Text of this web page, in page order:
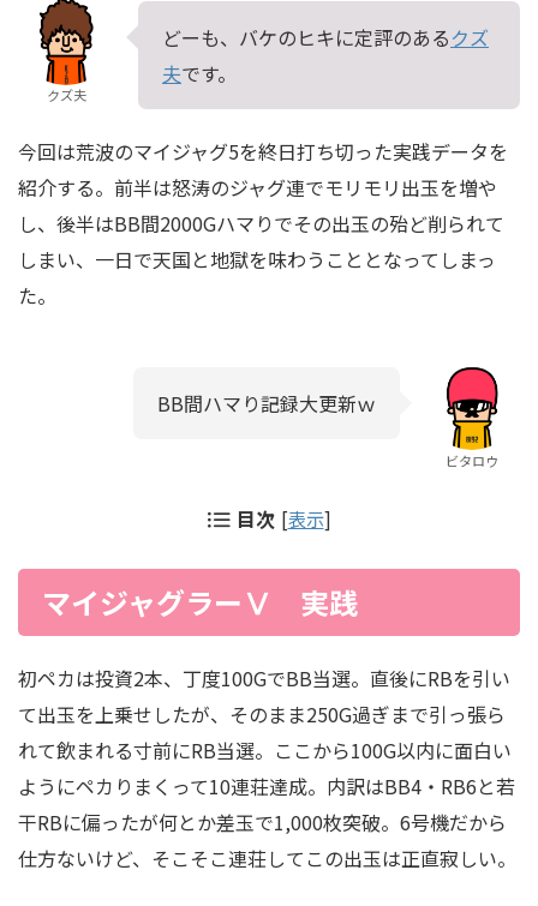
クズ夫
どーも、バケのヒキに定評のあるクズ
夫です。
今回は荒波のマイジャグ5を終日打ち切った実践データを
紹介する。前半は怒涛のジャグ連でモリモリ出玉を増や
し、後半はBB間2000Gハマりでその出玉の殆ど削られて
しまい、一日で天国と地獄を味わうこととなってしまっ
た。
BB間ハマり記録大更新ｗ
ビタロウ
目次 [表示]
マイジャグラーⅤ 実践
初ペカは投資2本、丁度100GでBB当選。直後にRBを引い
て出玉を上乗せしたが、そのまま250G過ぎまで引っ張ら
れて飲まれる寸前にRB当選。ここから100G以内に面白い
ようにペカりまくって10連荘達成。内訳はBB4・RB6と若
干RBに偏ったが何とか差玉で1,000枚突破。6号機だから
仕方ないけど、そこそこ連荘してこの出玉は正直寂しい。